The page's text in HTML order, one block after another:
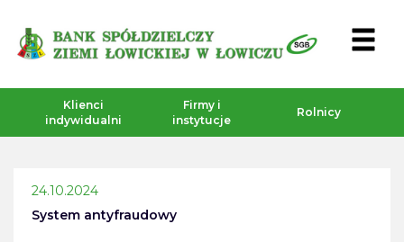
Klienci
indywidualni
Firmy i
instytucje
Rolnicy
24.10.2024
System antyfraudowy